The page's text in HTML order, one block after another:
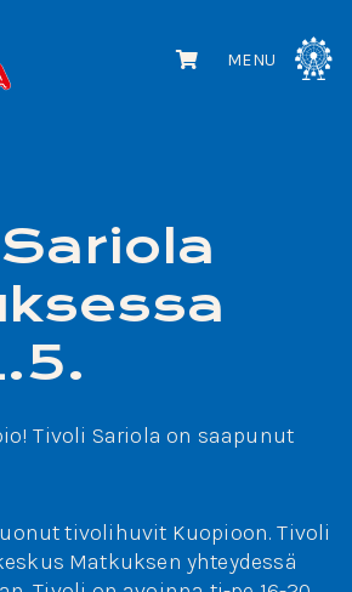
MENU
Tivoli Sariola on saapunut
tivolihuvit Kuopioon. Tivoli
Matkuksen yhteydessä